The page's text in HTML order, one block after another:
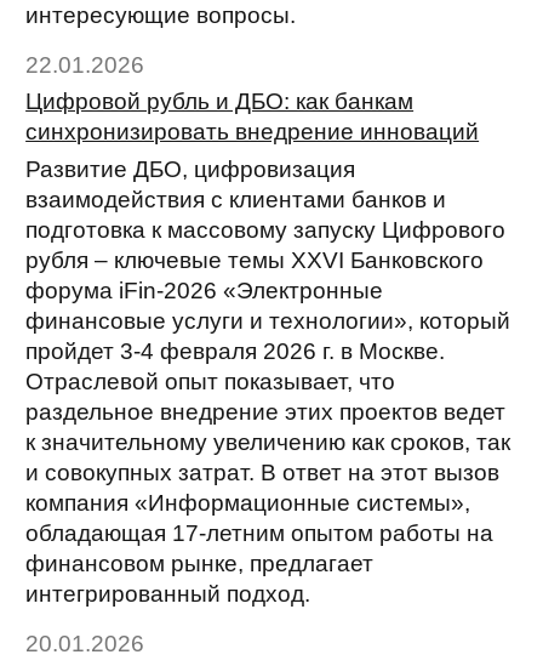
интересующие вопросы.
22.01.2026
Цифровой рубль и ДБО: как банкам
синхронизировать внедрение инноваций
Развитие ДБО, цифровизация
взаимодействия с клиентами банков и
подготовка к массовому запуску Цифрового
рубля – ключевые темы XXVI Банковского
форума iFin-2026 «Электронные
финансовые услуги и технологии», который
пройдет 3-4 февраля 2026 г. в Москве.
Отраслевой опыт показывает, что
раздельное внедрение этих проектов ведет
к значительному увеличению как сроков, так
и совокупных затрат. В ответ на этот вызов
компания «Информационные системы»,
обладающая 17-летним опытом работы на
финансовом рынке, предлагает
интегрированный подход.
20.01.2026